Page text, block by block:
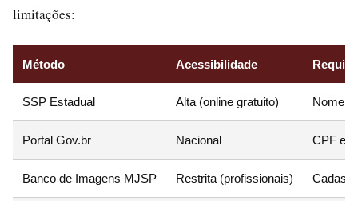
limitações:
Método Acessibilidade
SSP Estadual Alta (online gratuito) Nome,
Portal Gov.br Nacional CPF e
Banco de Imagens MJSP Restrita (profissionais)